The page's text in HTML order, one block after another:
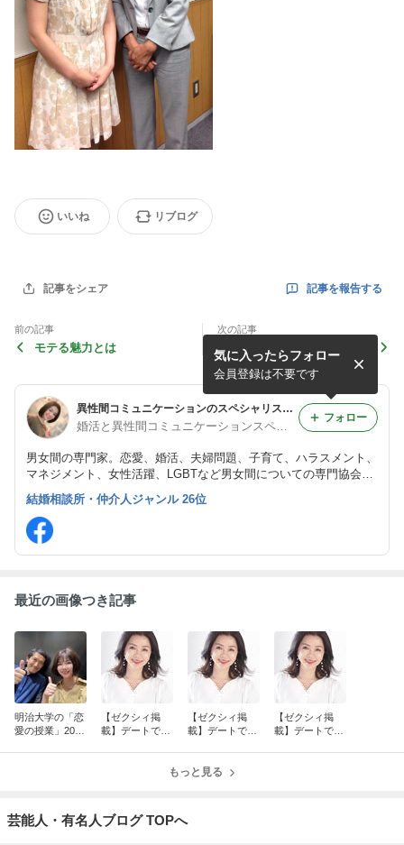
いいね リブログ
記事をシェア 記事を報告する
前の記事
モテる魅力とは
次の記事
女子力アップ！？
異性間コミュニケーションのスペシャリスト佐藤律子「婚活・恋愛・男女間の交流レッスン」
男女間の専門家。恋愛、婚活、夫婦問題、子育て、ハラスメント、
マネジメント、女性活躍、LGBTなど男女間についての専門協会と
して、認定講師100名以上が在籍する異性間コミュニケーション協
会を運営。著書8冊。雑誌取材、テレビ出演など多数。
気に入ったらフォロー
会員登録は不要です
フォロー
結婚相談所・仲介人ジャンル 26位
最近の画像つき記事
明治大学の「恋
愛の授業」2026
【ゼクシィ掲
載】デートで役
【ゼクシィ掲
載】デートで役
ネタ35選！⑤
【ゼクシィ掲
載】デートで役
もっと見る
芸能人・有名人ブログ TOPへ